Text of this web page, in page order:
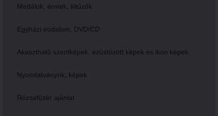
Medálok, érmek, kitűzők
Egyházi irodalom, DVD/CD
Akasztható szentképek, ezüstözött képek és ikon képek
Nyomtatványok, képek
Rózsafüzér ajánlat